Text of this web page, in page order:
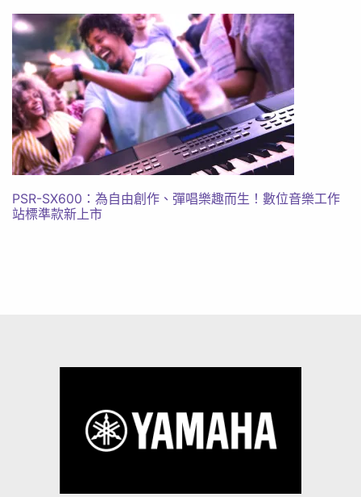
PSR-SX600​：為自由創作、彈唱樂趣而生！數位音樂工作
站標準款新上市